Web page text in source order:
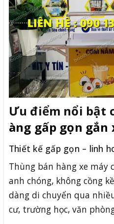
Ưu điểm nổi bật
àng gấp gọn gắn
Thiết kế gấp gọn – linh
Thùng bán hàng xe máy
anh chóng, không cồng
dàng di chuyển qua
cư, trường học, văn